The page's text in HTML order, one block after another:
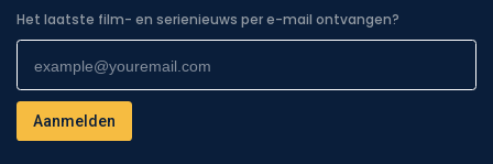
Het laatste film- en serienieuws per e-mail ontvangen?